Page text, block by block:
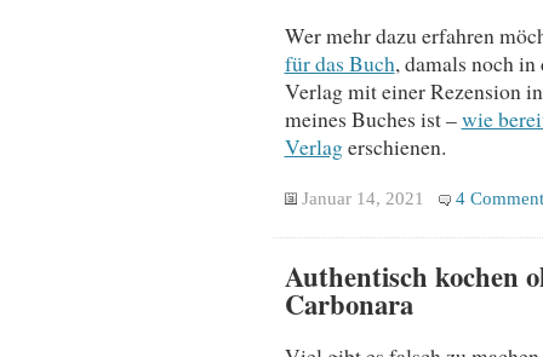
Wer mehr dazu erfahren
für das Buch, damals noch
Verlag mit einer Rezension
meines Buches ist –wie
Verlagerschienen.
Januar 14, 2021 4
Authentisch kochen
Carbonara